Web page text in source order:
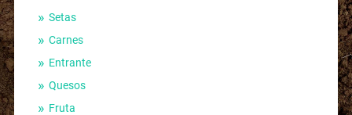
Setas
Carnes
Entrante
Quesos
Fruta